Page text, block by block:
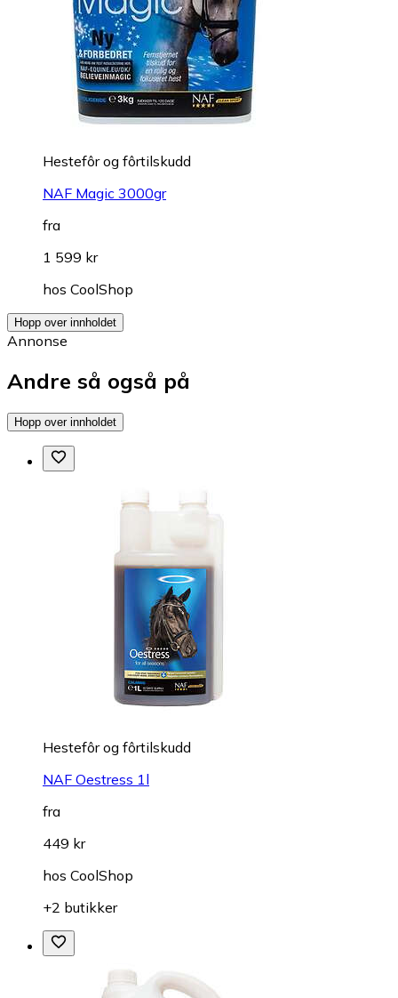
Hestefôr og fôrtilskudd
NAF Magic 3000gr
fra
1 599 kr
hos CoolShop
Hopp over innholdet
Annonse
Andre så også på
Hopp over innholdet
Hestefôr og fôrtilskudd
NAF Oestress 1l
fra
449 kr
hos CoolShop
+2 butikker